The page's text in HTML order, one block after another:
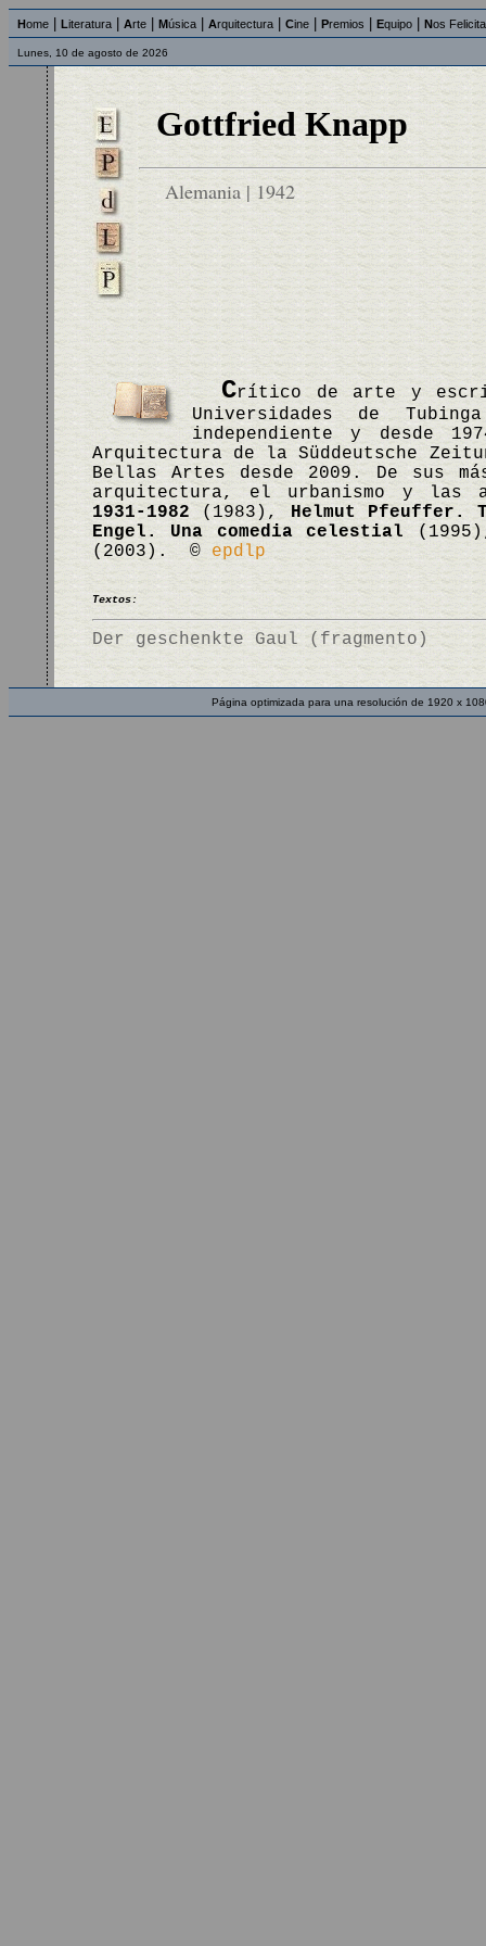
Home Literatura Arte Música Arquitectura Cine Premios Equipo Nos
Lunes, 10 de agosto de 2026
Gottfried Knapp
Alemania | 1942
Crítico de arte y
Universidades de
independiente y desde
Arquitectura de la Süddeutsche
Bellas Artes desde 2009. De sus
arquitectura, el urbanismo y las
1931-1982 (1983), Helmut Pfeuffer.
Engel. Una comedia celestial
(2003). © epdlp
Textos:
Der geschenkte Gaul (fragmento)
Página optimizada para una resolución de 1920 x